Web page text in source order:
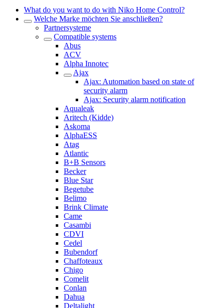
What do you want to do with Niko Home Control?
Welche Marke möchten Sie anschließen?
Partnersysteme
Compatible systems
Abus
ACV
Alpha Innotec
Ajax
Ajax: Automation based on state of
security alarm
Ajax: Security alarm notification
Aqualeak
Aritech (Kidde)
Askoma
AlphaESS
Atag
Atlantic
B+B Sensors
Becker
Blue Star
Begetube
Belimo
Brink Climate
Came
Casambi
CDVI
Cedel
Bubendorf
Chaffoteaux
Chigo
Comelit
Conlan
Dahua
Deltalight